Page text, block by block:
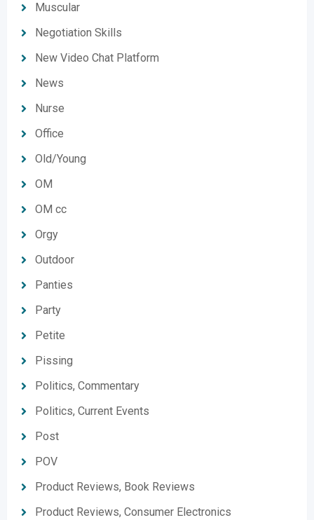
Muscular
Negotiation Skills
New Video Chat Platform
News
Nurse
Office
Old/Young
OM
OM cc
Orgy
Outdoor
Panties
Party
Petite
Pissing
Politics, Commentary
Politics, Current Events
Post
POV
Product Reviews, Book Reviews
Product Reviews, Consumer Electronics